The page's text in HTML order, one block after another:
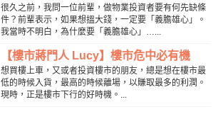
很久之前，我問一位前輩，做物業投資者要有何先缺條
件？前輩表示，如果想搵大錢，一定要「義膽雄心」。
我當時不明白，為什麼要「義膽雄心」…...
【樓市蔣門人 Lucy】樓市危中必有機
想買樓上車，又或者投資樓市的朋友，總是想在樓市最
低的時候入貨，最高的時候離場，以賺取最多的利潤。
現時，正是樓市下行的好時機。...